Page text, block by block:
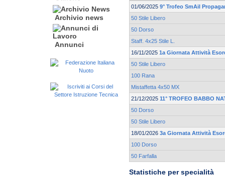
Archivio news
Annunci
01/06/2025 9° Trofeo SmAil
50 Stile Libero
50 Dorso
Staff. 4x25 Stile L.
16/11/2025 1a Giornata Attività
50 Stile Libero
100 Rana
Mistaffetta 4x50 MX
21/12/2025 11° TROFEO BABBO
50 Dorso
50 Stile Libero
18/01/2026 3a Giornata Attività
100 Dorso
50 Farfalla
Statistiche per specialità